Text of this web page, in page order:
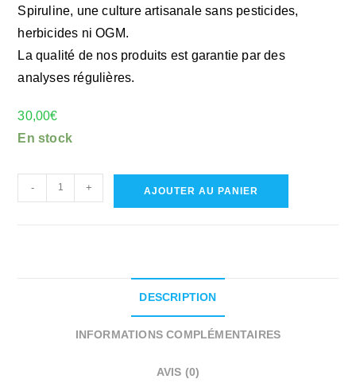
Spiruline, une culture artisanale sans pesticides,
herbicides ni OGM.
La qualité de nos produits est garantie par des
analyses régulières.
30,00€
En stock
quantité
de
- + AJOUTER AU PANIER
DESCRIPTION
INFORMATIONS COMPLÉMENTAIRES
AVIS (0)